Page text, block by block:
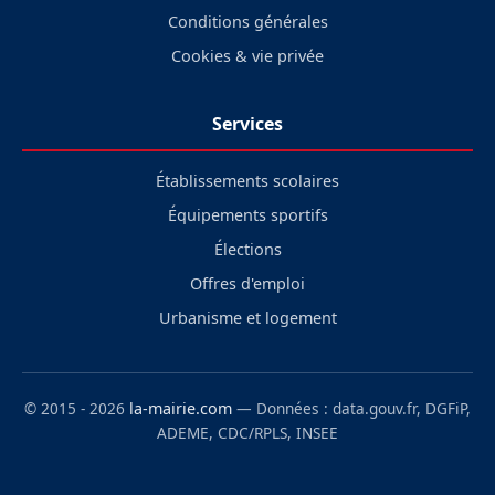
Conditions générales
Cookies & vie privée
Services
Établissements scolaires
Équipements sportifs
Élections
Offres d'emploi
Urbanisme et logement
© 2015 - 2026 la-mairie.com — Données : data.gouv.fr, DGFiP,
ADEME, CDC/RPLS, INSEE